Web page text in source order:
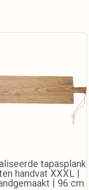
tapasplank
handvat XXXL |
| 96 cm